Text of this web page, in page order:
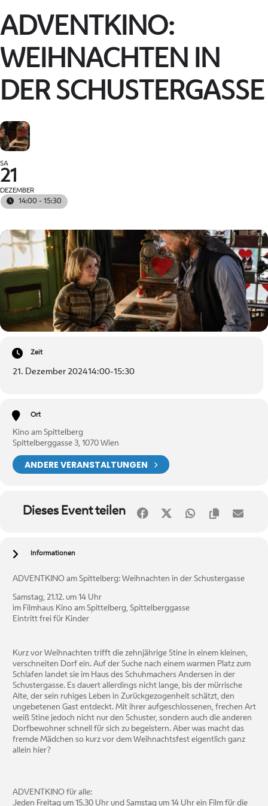
ADVENTKINO:
WEIHNACHTEN IN
DER SCHUSTERGASSE
SA
21
DEZEMBER
14:00 - 15:30
Zeit
21. Dezember 202414:00-15:30
Ort
Kino am Spittelberg
Spittelberggasse 3, 1070 Wien
ANDERE VERANSTALTUNGEN
Dieses Event teilen
Informationen
ADVENTKINO am Spittelberg: Weihnachten in der Schustergasse
Samstag, 21.12. um 14 Uhr
im Filmhaus Kino am Spittelberg, Spittelberggasse
Eintritt frei für Kinder
Kurz vor Weihnachten trifft die zehnjährige Stine in einem kleinen,
verschneiten Dorf ein. Auf der Suche nach einem warmen Platz zum
Schlafen landet sie im Haus des Schuhmachers Andersen in der
Schustergasse. Es dauert allerdings nicht lange, bis der mürrische
Alte, der sein ruhiges Leben in Zurückgezogenheit schätzt, den
ungebetenen Gast entdeckt. Mit ihrer aufgeschlossenen, frechen Art
weiß Stine jedoch nicht nur den Schuster, sondern auch die anderen
Dorfbewohner schnell für sich zu begeistern. Aber was macht das
fremde Mädchen so kurz vor dem Weihnachtsfest eigentlich ganz
allein hier?
ADVENTKINO für alle:
Jeden Freitag um 15.30 Uhr und Samstag um 14 Uhr ein Film für die